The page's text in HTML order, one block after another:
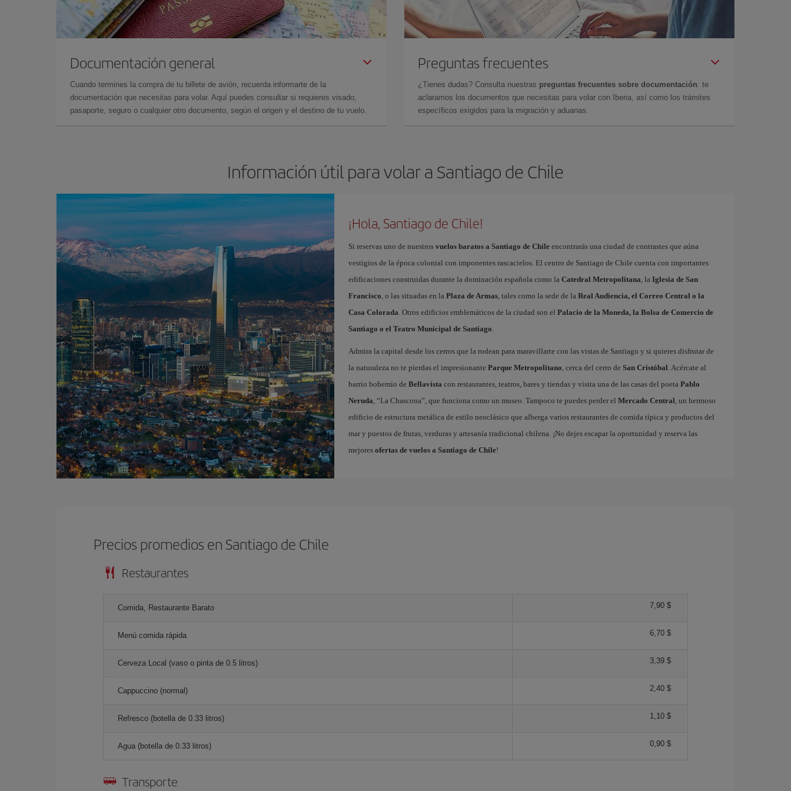
Documentación general
Cuando termines la compra de tu billete de avión, recuerda informarte de la
documentación que necesitas para volar. Aquí puedes consultar si requieres visado,
pasaporte, seguro o cualquier otro documento, según el origen y el destino de tu vuelo.
Preguntas frecuentes
¿Tienes dudas? Consulta nuestras preguntas frecuentes sobre documentación: te
aclaramos los documentos que necesitas para volar con Iberia, así como los trámites
específicos exigidos para la migración y aduanas.
Información útil para volar a Santiago de Chile
¡Hola, Santiago de Chile!
Si reservas uno de nuestros vuelos baratos a Santiago de Chileencontrarás una ciudad de contrastes que aúna
vestigios de la época colonial con imponentes rascacielos. El centro de Santiago de Chile cuenta con importantes
edificaciones construidas durante la dominación española como la Catedral Metropolitana, la Iglesia de San
Francisco, o las situadas en la Plaza de Armas, tales como la sede de la Real Audiencia, el Correo Central o la
Casa Colorada. Otros edificios emblemáticos de la ciudad son el Palacio de la Moneda, la Bolsa de Comercio de
Santiago o el Teatro Municipal de Santiago.
Admira la capital desde los cerros que la rodean para maravillarte con las vistas de Santiago y si quieres disfrutar de
la naturaleza no te pierdas el impresionante Parque Metropolitano, cerca del cerro de San Cristóbal. Acércate al
barrio bohemio de Bellavista con restaurantes, teatros, bares y tiendas y visita una de las casas del poeta Pablo
Neruda, “La Chascona”, que funciona como un museo. Tampoco te puedes perder el Mercado Central, un hermoso
edificio de estructura metálica de estilo neoclásico que alberga varios restaurantes de comida típica y productos del
mar y puestos de frutas, verduras y artesanía tradicional chilena. ¡No dejes escapar la oportunidad y reserva las
mejores ofertas de vuelos a Santiago de Chile!
Precios promedios en Santiago de Chile
Restaurantes
Comida, Restaurante Barato 7,90 $
Menú comida rápida 6,70 $
Cerveza Local (vaso o pinta de 0.5 litros) 3,39 $
Cappuccino (normal) 2,40 $
Refresco (botella de 0.33 litros) 1,10 $
Agua (botella de 0.33 litros) 0,90 $
Transporte